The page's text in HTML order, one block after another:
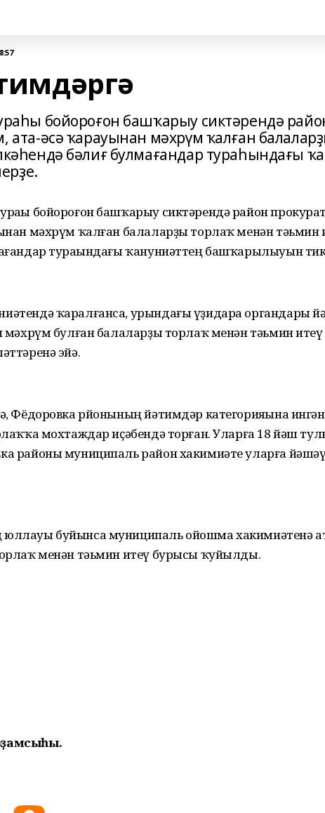
бойороғон башҡарыу сиктәрендә
ата-әсә ҡарауынан мәхрүм ҡалған
бәлиғ булмағандар тураһындағы
бойороғон башҡарыу сиктәрендә район
мәхрүм ҡалған балаларҙы торлаҡ менән тәьмин
тураһындағы ҡануниәттең башҡарылыуын
ҡаралғанса, урындағы үҙидара органдары
мәхрүм булған балаларҙы торлаҡ менән тәьмин итеү
эйә.
Фёдоровка рйонының йәтимдәр категорияһына
мохтаждар иҫәбендә торған. Уларға 18 йәш
районы муниципаль район хакимиәте уларға
буйынса муниципаль ойошма хакимиәтенә
менән тәьмин итеү бурысы ҡуйылды.